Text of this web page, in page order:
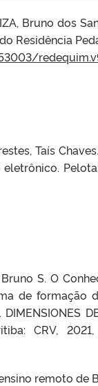
Bruno dos
Taís
Bruno S. O
de formação
CRV,
ensino remoto